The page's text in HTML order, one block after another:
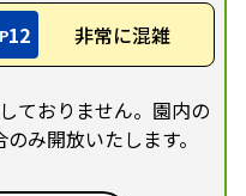
P12 非常に混雑
ておりません。園内の
み開放いたします。